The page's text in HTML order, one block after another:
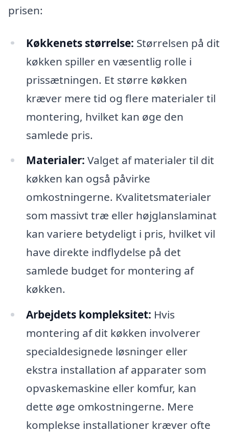
prisen:
Køkkenets størrelse: Størrelsen på dit
køkken spiller en væsentlig rolle i
prissætningen. Et større køkken
kræver mere tid og flere materialer til
montering, hvilket kan øge den
samlede pris.
Materialer: Valget af materialer til dit
køkken kan også påvirke
omkostningerne. Kvalitetsmaterialer
som massivt træ eller højglanslaminat
kan variere betydeligt i pris, hvilket vil
have direkte indflydelse på det
samlede budget for montering af
køkken.
Arbejdets kompleksitet: Hvis
montering af dit køkken involverer
specialdesignede løsninger eller
ekstra installation af apparater som
opvaskemaskine eller komfur, kan
dette øge omkostningerne. Mere
komplekse installationer kræver ofte